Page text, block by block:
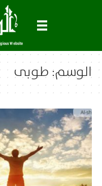
الوسم: طوبى